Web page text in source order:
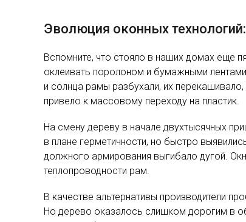
Эволюция оконных
Вспомните, что стояло в наших домах еще
оклеивать поролоном и бумажными
и солнца рамы разбухали, их
привело к массовому переходу на пластик.
На смену дереву в начале двухтысячных
в плане герметичности, но быстро
должного армирования выгибало дугой.
теплопроводности рам.
В качестве альтернативы производители
Но дерево оказалось слишком дорогим в